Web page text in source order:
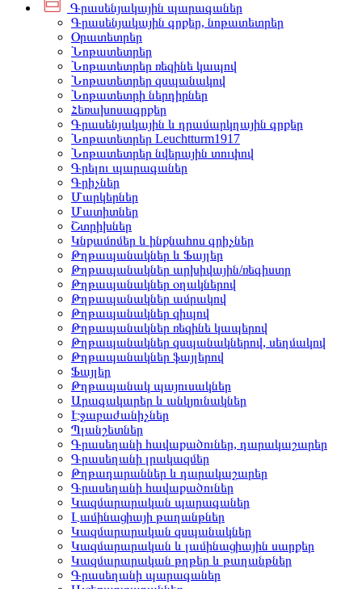
Գրասենյակային պարագաներ
Գրասենյակային գրքեր, նոթատետրեր
Օրատետրեր
Նոթատետրեր
Նոթատետրեր ռեզինե կապով
Նոթատետրեր զսպանակով
Նոթատետրի ներդիրներ
Հեռախոսագրքեր
Գրասենյակային և դրամարկղային գրքեր
Նոթատետրեր Leuchtturm1917
Նոթատետրեր նվերային տուփով
Գրելու պարագաներ
Գրիչներ
Մարկերներ
Մատիտներ
Շտրիխներ
Կնքամոմեր և ինքնահոս գրիչներ
Թղթապանակներ և Ֆայլեր
Թղթապանակներ արխիվային/ռեգիստր
Թղթապանակներ օղակներով
Թղթապանակներ ամրակով
Թղթապանակներ զիպով
Թղթապանակներ ռեզինե կապերով
Թղթապանակներ զսպանակներով, սեղմակով
Թղթապանակներ ֆայլերով
Ֆայլեր
Թղթապանակ պայուսակներ
Արագակարեր և անկյունակներ
Էջաբաժանիչներ
Պլանշետներ
Գրասեղանի հավաքածուներ, դարակաշարեր
Գրասեղանի լրակազմեր
Թղթադարաններ և դարակաշարեր
Գրասեղանի հավաքածուներ
Կազմարարական պարագաներ
Լամինացիայի թաղանթներ
Կազմարարական զսպանակներ
Կազմարարական և լամինացիային սարքեր
Կազմարարական թղթեր և թաղանթներ
Գրասեղանի պարագաներ